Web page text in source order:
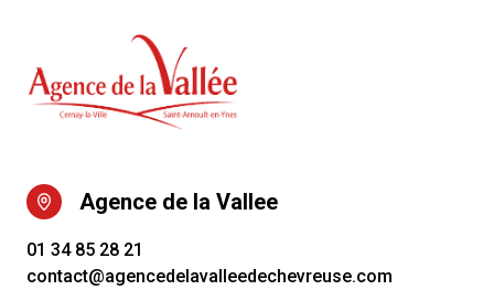
Agence de la Vallee
01 34 85 28 21
contact@agencedelavalleedechevreuse.com